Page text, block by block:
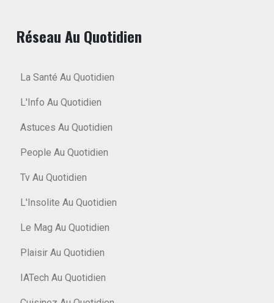
Réseau Au Quotidien
La Santé Au Quotidien
L'Info Au Quotidien
Astuces Au Quotidien
People Au Quotidien
Tv Au Quotidien
L'Insolite Au Quotidien
Le Mag Au Quotidien
Plaisir Au Quotidien
IATech Au Quotidien